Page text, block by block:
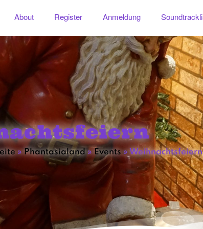
About Register Anmeldung
» Phantasialand » Events » Weihnachtsfeiern